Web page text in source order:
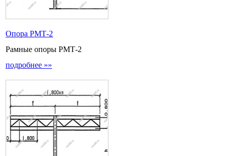
Опора РМТ-2
Рамные опоры РМТ-2
подробнее »»